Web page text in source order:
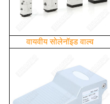
वायवीय सोलेनॉइड वाल्व